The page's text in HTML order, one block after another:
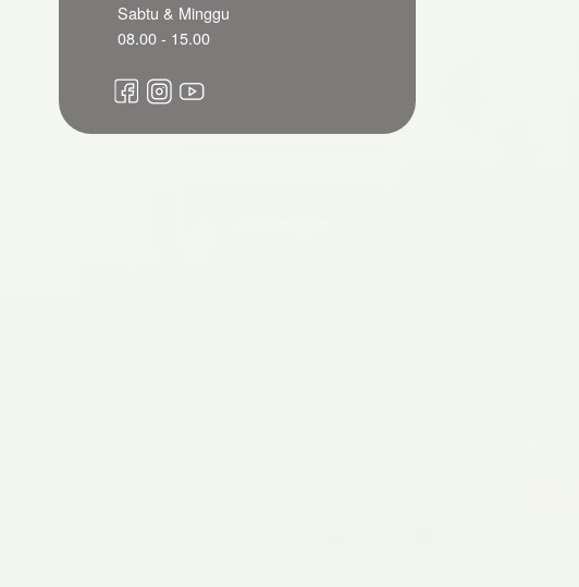
Sabtu & Minggu
08.00 - 15.00